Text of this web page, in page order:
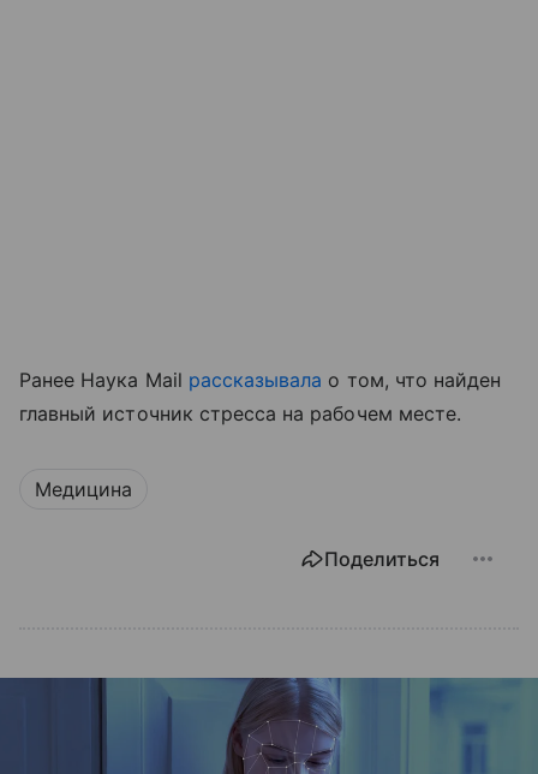
Ранее Наука Mail рассказывала о том, что найден
главный источник стресса на рабочем месте.
Медицина
Поделиться